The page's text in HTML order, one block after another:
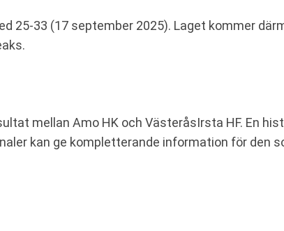
25-33 (17 september 2025). Laget kommer
mellan Amo HK och VästeråsIrsta HF. En
kan ge kompletterande information för den